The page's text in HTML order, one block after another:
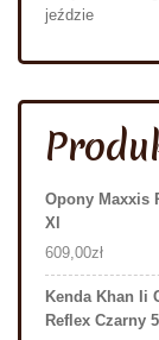
jeździe
Opony Maxxis
Xl
609,00zł
Kenda Khan Ii
Reflex Czarny